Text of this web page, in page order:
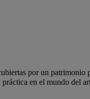
por un patrimonio
en el mundo del